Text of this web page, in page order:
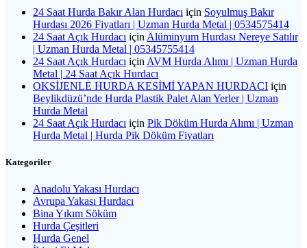
24 Saat Hurda Bakır Alan Hurdacı için Soyulmuş Bakır
Hurdası 2026 Fiyatları | Uzman Hurda Metal | 0534575414
24 Saat Açık Hurdacı için Alüminyum Hurdası Nereye Satılır
| Uzman Hurda Metal | 05345755414
24 Saat Açık Hurdacı için AVM Hurda Alımı | Uzman Hurda
Metal | 24 Saat Açık Hurdacı
OKSİJENLE HURDA KESİMİ YAPAN HURDACI için
Beylikdüzü’nde Hurda Plastik Palet Alan Yerler | Uzman
Hurda Metal
24 Saat Açık Hurdacı için Pik Döküm Hurda Alımı | Uzman
Hurda Metal | Hurda Pik Döküm Fiyatları
Kategoriler
Anadolu Yakası Hurdacı
Avrupa Yakası Hurdacı
Bina Yıkım Söküm
Hurda Çeşitleri
Hurda Genel